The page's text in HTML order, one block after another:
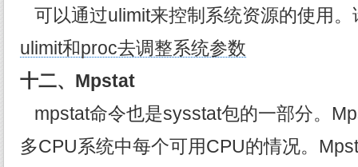
可以通过ulimit来控制系统资源的使用
ulimit和proc去调整系统参数
十二、Mpstat
mpstat命令也是sysstat包的一部分。
多CPU系统中每个可用CPU的情况。